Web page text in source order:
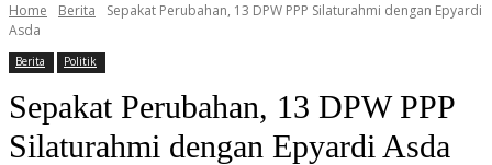
Home Berita
Sepakat Perubahan, 13 DPW PPP Silaturahmi dengan Epyardi
Asda
Berita Politik
Sepakat Perubahan, 13 DPW PPP
Silaturahmi dengan Epyardi Asda